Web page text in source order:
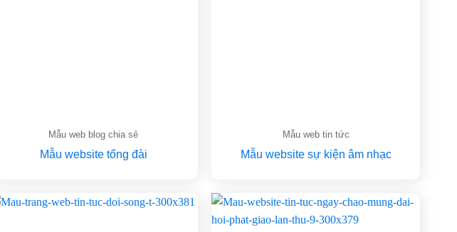
Mẫu web blog chia sẻ
Mẫu website tổng đài
Mẫu web tin tức
Mẫu website sự kiện âm nhạc